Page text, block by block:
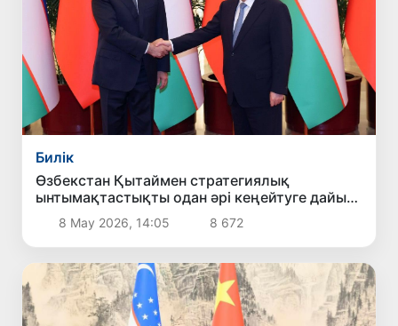
Билік
Өзбекстан Қытаймен стратегиялық
ынтымақтастықты одан әрі кеңейтуге дайын
екенін мәлімдеді
8 Мау 2026, 14:05 8 672